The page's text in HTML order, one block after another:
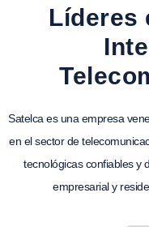
Líderes
Satelca es una empresa
en el sector de
tecnológicas confiables y
empresarial y